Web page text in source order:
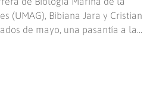
(UMAG), Bibiana Jara y Cristian
de mayo, una pasantía a la...